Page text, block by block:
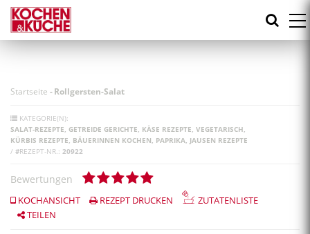
Direkt
zum
Inhalt
Startseite -Rollgersten-Salat
KATEGORIE(N):
SALAT-REZEPTE GETREIDE GERICHTE KÄSE REZEPTE VEGETARISCH
KÜRBIS REZEPTE BÄUERINNEN KOCHEN PAPRIKA JAUSEN REZEPTE
/ #REZEPT-NR.: 20922
Bewertungen
KOCHANSICHT REZEPT DRUCKEN
ZUTATENLISTE
TEILEN